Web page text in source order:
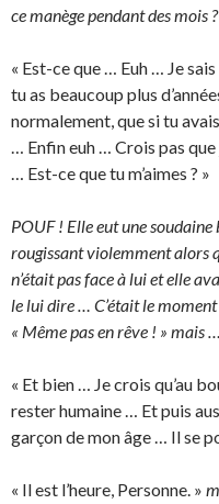
ce manège pendant des mois ?
« Est-ce que … Euh … Je
tu as beaucoup plus
normalement, que si tu
… Enfin euh … Crois pas
… Est-ce que tu m’aimes ? »
POUF ! Elle eut une soudaine
rougissant violemment alors
n’était pas face à lui et elle
le lui dire … C’était le
« Même pas en rêve ! » mais
« Et bien … Je crois qu’au
rester humaine … Et puis
garçon de mon âge … Il se
« Il est l’heure, Personne. »